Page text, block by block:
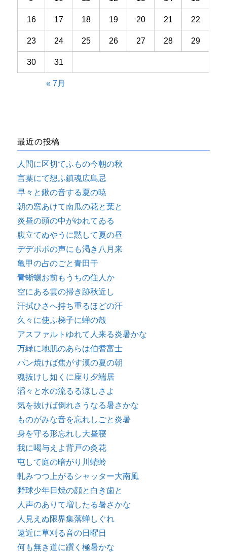
16 17 18 19 20 21 22
23 24 25 26 27 28 29
30 31
« 7月
最近の投稿
人間に区切てふもの今朝の秋
言葉にて想ふ鎮魂広島忌
早々と鍬の音する夏の暁
朝の窓あけて南瓜の花と葉と
炎昼の頭の中がゆれてゐる
腹立てぬやうに黙して夏の昼
デデポポの声にも渇き八月来
亀甲の占のごと青田干
青蜥蜴お前もうちの住人か
空にある雲の掃き跡秋近し
汗拭ひさへ持ち重るほどの汗
久々に使ふ梯子に蝉の殻
アスファルトゆれて人来る炎暑かな
万緑に地肌のあらは伯耆富士
パン焼けば焦がす漢の夏の朝
魂抜けし如くに座り夕端居
滔々と水の流るる涼しさよ
気を抜けば倒れさうなる暑さかな
ものがみな音を忘れしごと炎暑
身を守る形忘れし大昼寝
我に喝与えよ背戸の灸花
屯して庭の暗がり川蜻蛉
軋みつつ上がるシャッター大南風
野球少年日焼の顔と白き歯と
人声のありて増したる暑さかな
人見えぬ限界集落蝉しぐれ
遠近に草刈る音の日曜日
何も無き道に躓く極暑かな